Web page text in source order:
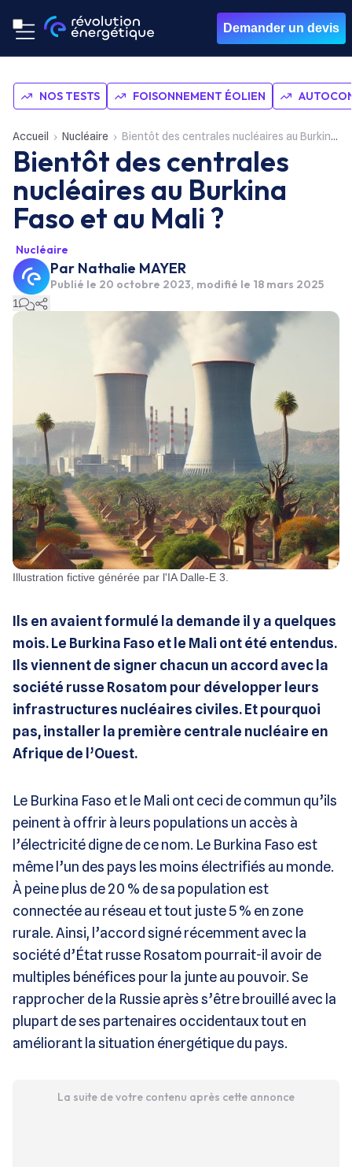
Demander un devis
NOS TESTS FOISONNEMENT ÉOLIEN
Accueil Nucléaire Bientôt des centrales nucléaires au Burkina Faso et au Mali ?
Bientôt des centrales
nucléaires au Burkina
Faso et au Mali ?
Nucléaire
Par Nathalie MAYER
Publié le 20 octobre 2023, modifié le 18 mars 2025
1
Illustration fictive générée par l'IA Dalle-E 3.
Ils en avaient formulé la demande il y a quelques
mois. Le Burkina Faso et le Mali ont été entendus.
Ils viennent de signer chacun un accord avec la
société russe Rosatom pour développer leurs
infrastructures nucléaires civiles. Et pourquoi
pas, installer la première centrale nucléaire en
Afrique de l’Ouest.
Le Burkina Faso et le Mali ont ceci de commun qu’ils
peinent à offrir à leurs populations un accès à
l’électricité digne de ce nom. Le Burkina Faso est
même l’un des pays les moins électrifiés au monde.
À peine plus de 20 % de sa population est
connectée au réseau et tout juste 5 % en zone
rurale. Ainsi, l’accord signé récemment avec la
société d’État russe Rosatom pourrait-il avoir de
multiples bénéfices pour la junte au pouvoir. Se
rapprocher de la Russie après s’être brouillé avec la
plupart de ses partenaires occidentaux tout en
améliorant la situation énergétique du pays.
La suite de votre contenu après cette annonce